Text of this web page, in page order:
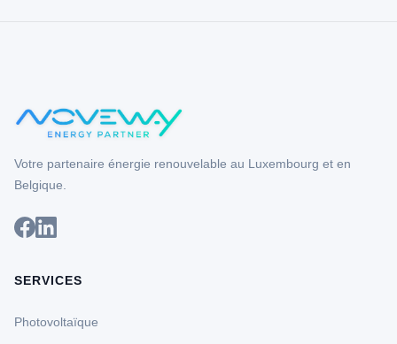
Votre partenaire énergie renouvelable au Luxembourg et en
Belgique.
SERVICES
Photovoltaïque